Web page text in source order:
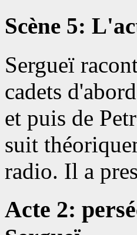
Scène 5:
Sergueï
cadets
et puis de
suit
radio. Il a
Acte 2: